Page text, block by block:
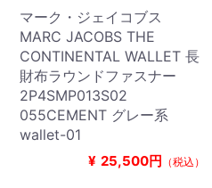
マーク・ジェイコブス
MARC JACOBS THE
CONTINENTAL WALLET 長
財布ラウンドファスナー
2P4SMP013S02
055CEMENT グレー系
wallet-01
¥ 25,500円 （税込）